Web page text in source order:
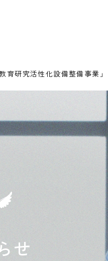
育研究活性化設備整備事業
せ